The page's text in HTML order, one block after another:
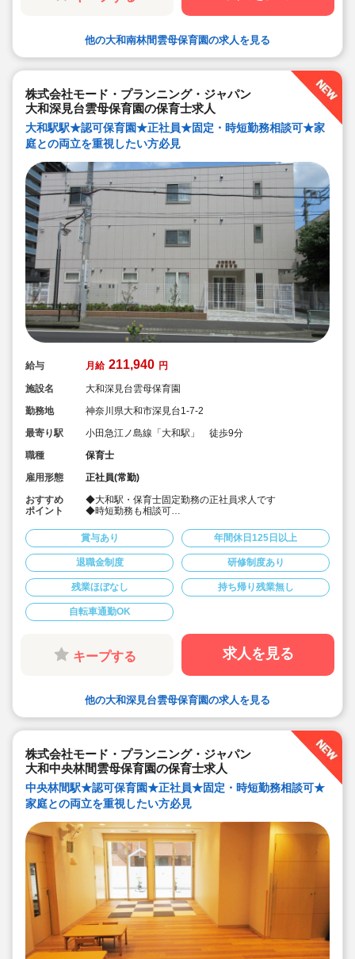
◆保育経験がない、ブランクがある方も安心です。（先
輩社員が徹底サポートします）
設などの割引）
◆退職金制度あり
◆職員同士の協力を大切にしています！保育経験がな
い、ブランクが有る方もOK（先輩スタッフがサポートし
ます！）
他の大和南林間雲母保育園の求人を見る
株式会社モード・プランニング・ジャパン
大和深見台雲母保育園の保育士求人
大和駅駅★認可保育園★正社員★固定・時短勤務相談可★家
庭との両立を重視したい方必見
給与 月給 211,940 円
施設名
大和深見台雲母保育園
勤務地
神奈川県大和市深見台1-7-2
最寄り駅
小田急江ノ島線「大和駅」 徒歩9分
職種
保育士
雇用形態
正社員(常勤)
おすすめ
ポイント
◆大和駅・保育士固定勤務の正社員求人です
◆時短勤務も相談可
連休）も取得可能です♪
◆雲母保育園は60名以下のコンパクトなサイズの園にな
ります
◆家庭や趣味などと両立可能な働き方
◆行事のための保育ではなく子どもたちのための保育に
取り組めます
◆日々の保育を大切に楽しくお仕事出来ます（行事準
備・書き物類軽減されています）
◆ピアノが弾けなくてOKです。（得意分野を活かして頂
◆保育以外の業務量が不安な方も安心です。（ICTシステ
ム導入で業務効率化が図れています）
◆保育経験がない、ブランクがある方も安心です。（先
輩社員が徹底サポートします）
設などの割引）
◆退職金制度あり
◆職員同士の協力を大切にしています！保育経験がな
い、ブランクが有る方もOK（先輩スタッフがサポートし
ます！）
賞与あり 年間休日125日以上
退職金制度 研修制度あり
残業ほぼなし 持ち帰り残業無し
自転車通勤OK
キープする 求人を見る
他の大和深見台雲母保育園の求人を見る
株式会社モード・プランニング・ジャパン
大和中央林間雲母保育園の保育士求人
中央林間駅★認可保育園★正社員★固定・時短勤務相談可★
家庭との両立を重視したい方必見